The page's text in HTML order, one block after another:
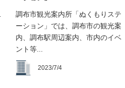
調布市観光案内所「ぬくもりステ
ーション」では、調布市の観光案
内、調布駅周辺案内、市内のイベ
ント等...
2023/7/4